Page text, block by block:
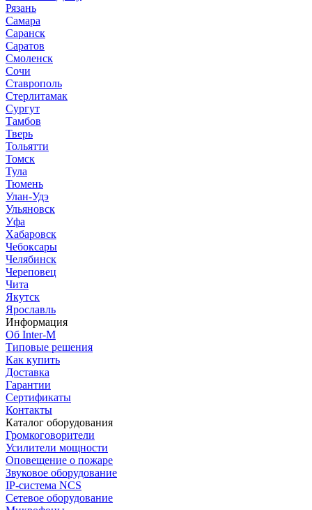
Рязань
Самара
Саранск
Саратов
Смоленск
Сочи
Ставрополь
Стерлитамак
Сургут
Тамбов
Тверь
Тольятти
Томск
Тула
Тюмень
Улан-Удэ
Ульяновск
Уфа
Хабаровск
Чебоксары
Челябинск
Череповец
Чита
Якутск
Ярославль
Информация
Об Inter-M
Типовые решения
Как купить
Доставка
Гарантии
Сертификаты
Контакты
Каталог оборудования
Громкоговорители
Усилители мощности
Оповещение о пожаре
Звуковое оборудование
IP-система NCS
Сетевое оборудование